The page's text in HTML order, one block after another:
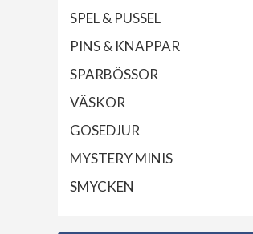
SPEL & PUSSEL
PINS & KNAPPAR
SPARBÖSSOR
VÄSKOR
GOSEDJUR
MYSTERY MINIS
SMYCKEN